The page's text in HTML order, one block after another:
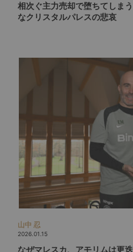
相次ぐ主力売却で堕ちてしま
なクリスタルパレスの悲哀
山中 忍
2026.01.15
なぜマレスカ、アモリムは更